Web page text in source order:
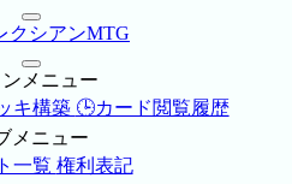
クシアンMTG
ンメニュー
キ構築 🕒カード閲覧履歴
メニュー
一覧 権利表記